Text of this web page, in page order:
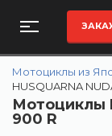
Мотоциклы из
HUSQUARNA
Мотоциклы
900 R